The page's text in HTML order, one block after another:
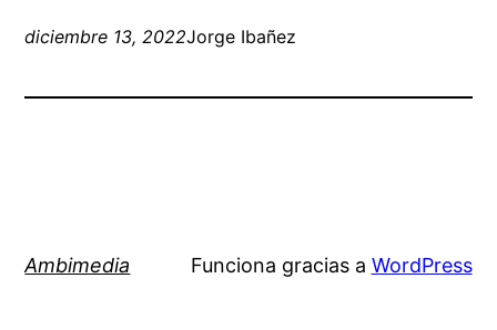
diciembre 13, 2022Jorge Ibañez
Ambimedia Funciona gracias a WordPress